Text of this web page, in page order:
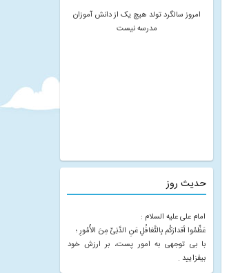
امروز سالگرد تولد هیچ یک از دانش آموزان
مدرسه نیست
حدیث روز
امام على علیه‏ السلام :
عَظِّمُوا أقدارَکُم بِالتَّغافُلِ عَنِ الدَّنِیِّ مِنَ الاُْمُورِ ؛
با بى توجهى به امور پست، بر ارزش خود
بیفزایید .